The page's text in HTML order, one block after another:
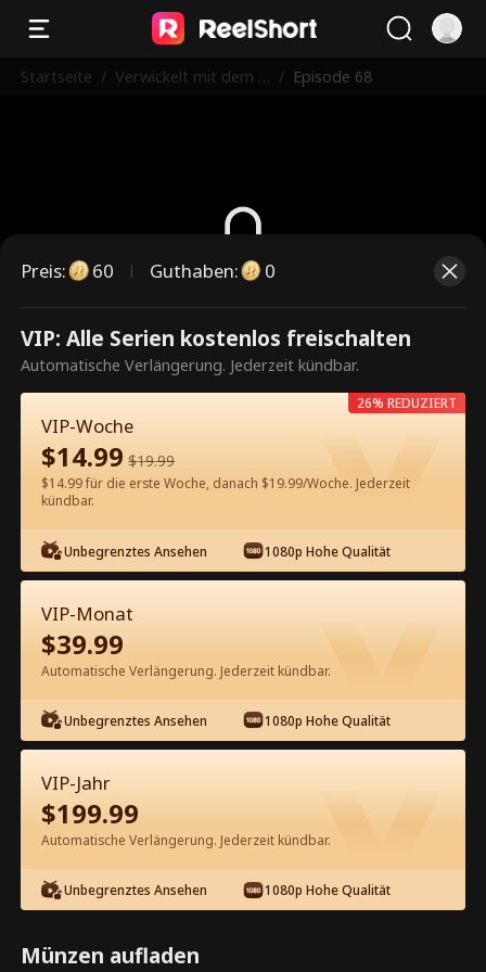
Startseite / Verwickelt mit dem C / Episode 68
Dies ist eine kostenpflichtige
Episode. Bitte entsperren, um
weiterzusehen.
60Jetzt entsperren
Kostenlos in der App ansehen
Episode 68 - Verwickelt mit dem CEO
Kompletter Film
1-50 51-92
68 69 71 72
Preis: 60 Guthaben: 0
VIP: Alle Serien kostenlos freischalten
Automatische Verlängerung. Jederzeit kündbar.
VIP-Woche
$14.99 $19.99
$14.99 für die erste Woche, danach $19.99/Woche. Jederzeit
kündbar.
Unbegrenztes Ansehen 1080p Hohe Qualität
26% REDUZIERT
VIP-Monat
$39.99
Automatische Verlängerung. Jederzeit kündbar.
Unbegrenztes Ansehen 1080p Hohe Qualität
VIP-Jahr
$199.99
Automatische Verlängerung. Jederzeit kündbar.
Unbegrenztes Ansehen 1080p Hohe Qualität
Münzen aufladen